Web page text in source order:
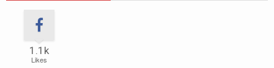
1.1k
Likes